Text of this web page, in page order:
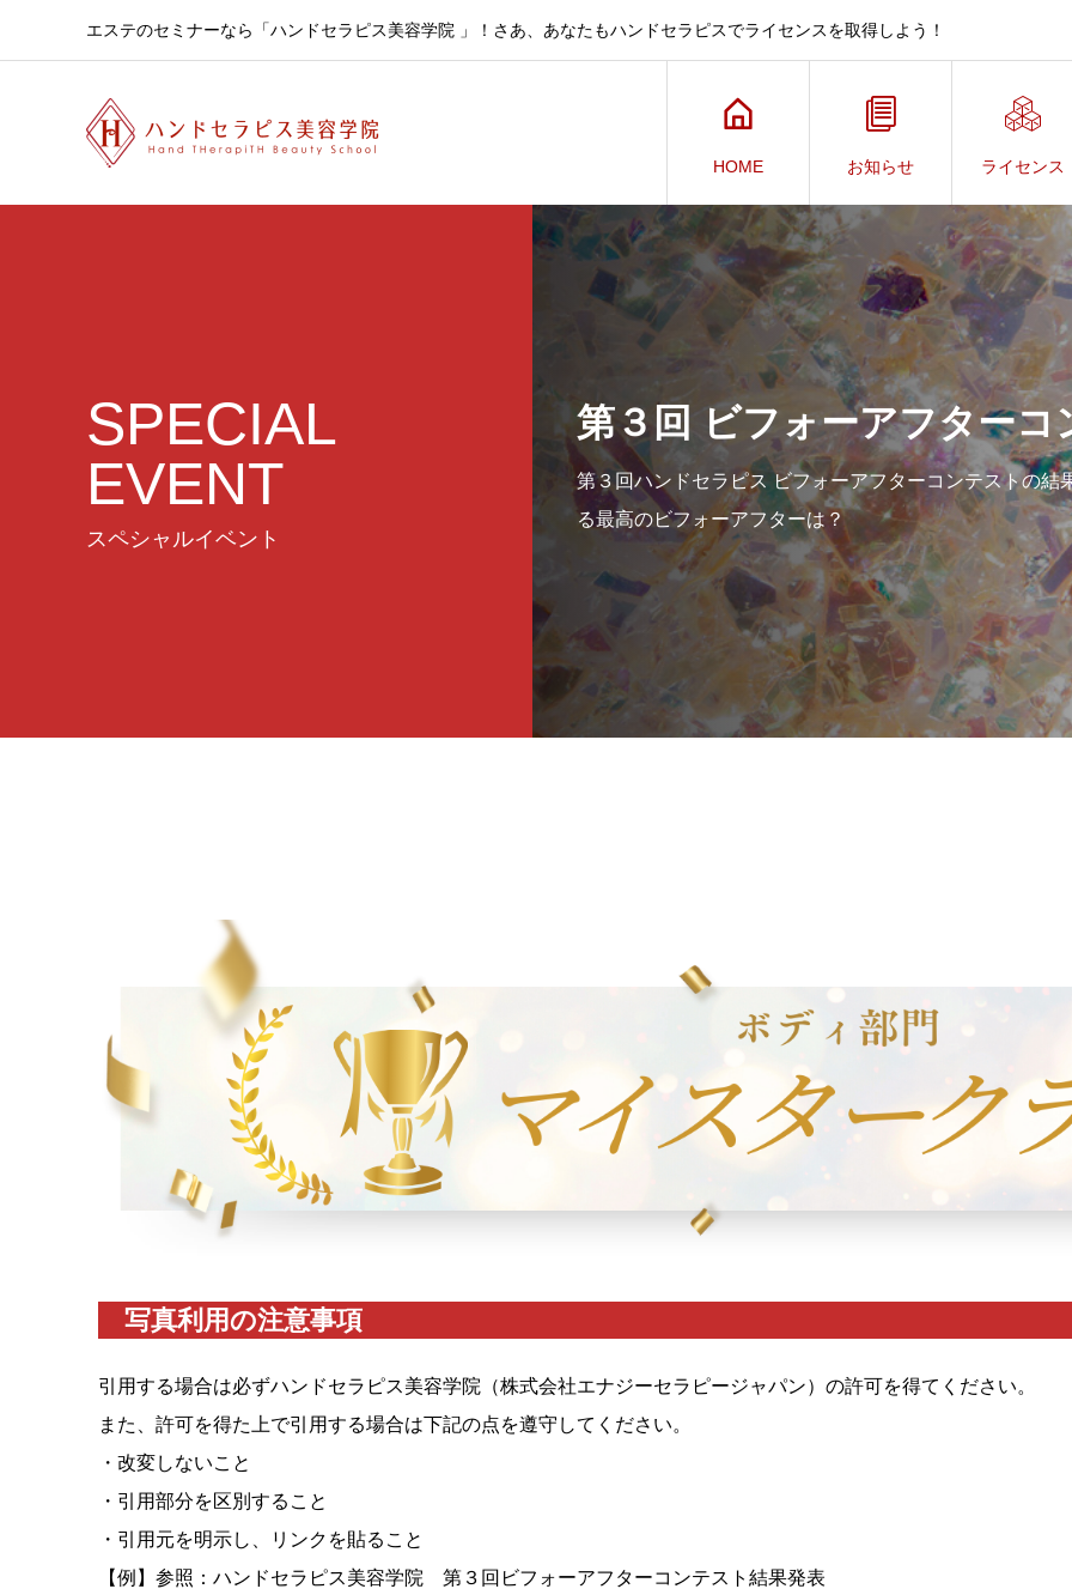
エステのセミナーなら「ハンドセラピス美容学院 」！さあ、あなたもハンドセラピスでライセンスを取得しよう！
HOME お知らせ ライセンス
SPECIAL
EVENT
スペシャルイベント
第３回 ビフォーアフターコ
第３回ハンドセラピス ビフォーアフターコンテストの
る最高のビフォーアフターは？
写真利用の注意事項
引用する場合は必ずハンドセラピス美容学院（株式会社エナジーセラピージャパン）の許可を得てください。
また、許可を得た上で引用する場合は下記の点を遵守してください。
・改変しないこと
・引用部分を区別すること
・引用元を明示し、リンクを貼ること
【例】参照：ハンドセラピス美容学院 第３回ビフォーアフターコンテスト結果発表